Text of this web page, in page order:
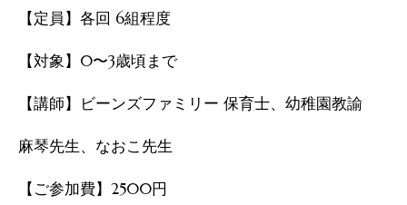
【定員】各回 6組程度
【対象】0〜3歳頃まで
【講師】ビーンズファミリー 保育士、幼稚園教諭
麻琴先生、なおこ先生
【ご参加費】2500円